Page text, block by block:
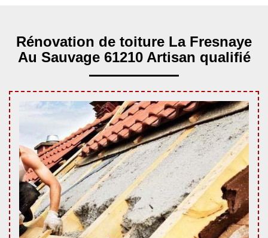
Rénovation de toiture La Fresnaye
Au Sauvage 61210 Artisan qualifié